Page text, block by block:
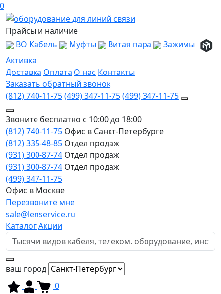
0
Прайсы и наличие
ВО Кабель
Муфты Витая пара
Зажимы
Активка
Доставка Оплата О нас Контакты
Заказать обратный звонок
(812) 740-11-75(499) 347-11-75(499) 347-11-75
Звоните бесплатно с 10:00 до 18:00
(812) 740-11-75 Офис в Санкт-Петербурге
(812) 335-48-85 Отдел продаж
(931) 300-87-74 Отдел продаж
(931) 300-87-74 Отдел продаж
(499) 347-11-75
Офис в Москве
Перезвоните мне
sale@lenservice.ru
КаталогАкции
ваш город
0